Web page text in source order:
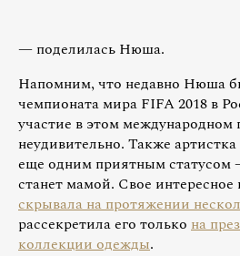
— поделилась Нюша.
Напомним, что недавно Нюша
чемпионата мира FIFA 2018 в
участие в этом международном
неудивительно. Также
еще одним приятным статусом
станет мамой. Свое
скрывала на протяжении
рассекретила его только на
коллекции одежды.